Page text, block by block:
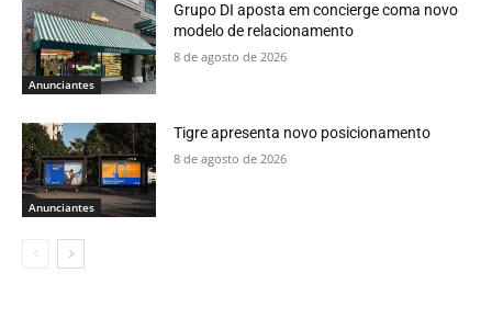
Anunciantes
Grupo DI aposta em concierge coma novo
modelo de relacionamento
8 de agosto de 2026
Anunciantes
Tigre apresenta novo posicionamento
8 de agosto de 2026